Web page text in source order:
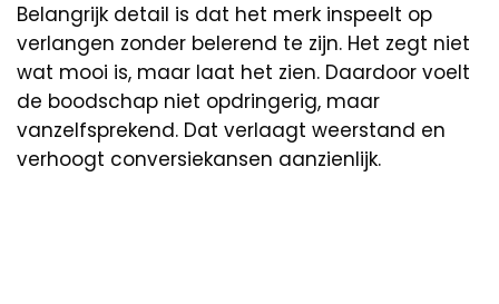
Belangrijk detail is dat het merk inspeelt op
verlangen zonder belerend te zijn. Het zegt niet
wat mooi is, maar laat het zien. Daardoor voelt
de boodschap niet opdringerig, maar
vanzelfsprekend. Dat verlaagt weerstand en
verhoogt conversiekansen aanzienlijk.